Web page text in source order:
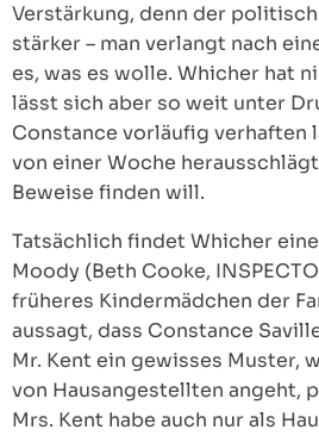
Verstärkung, denn der
stärker – man verlangt nach
es, was es wolle. Whicher hat
lässt sich aber so weit unter
Constance vorläufig verhaften
von einer Woche
Beweise finden will.
Tatsächlich findet Whicher eine
Moody (Beth Cooke,
früheres Kindermädchen der
aussagt, dass Constance
Mr. Kent ein gewisses Muster,
von Hausangestellten angeht,
Mrs. Kent habe auch nur als